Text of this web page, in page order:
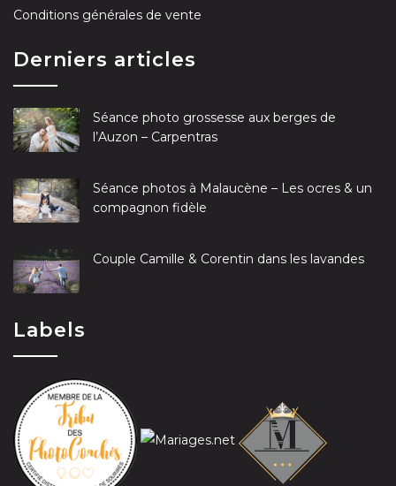
Conditions générales de vente
Derniers articles
Séance photo grossesse aux berges de
l’Auzon – Carpentras
Séance photos à Malaucène – Les ocres & un
compagnon fidèle
Couple Camille & Corentin dans les lavandes
Labels